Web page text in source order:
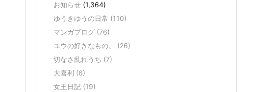
お知らせ (1,364)
ゆうきゆうの日常 (110)
マンガブログ (76)
ユウの好きなもの。 (26)
切なさ乱れうち (7)
大喜利 (6)
女王日記 (19)